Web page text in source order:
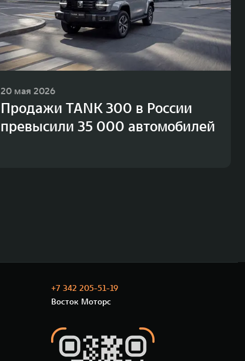
20 мая 2026
Продажи TANK 300 в России
превысили 35 000 автомобилей
+7 342 205-51-19
Восток Моторс